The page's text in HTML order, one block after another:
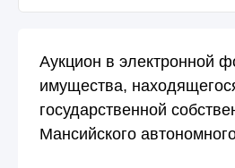
Аукцион в электронной
имущества,
государственной
Мансийского